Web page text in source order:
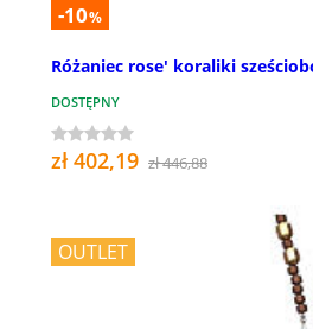
-10%
Różaniec rose' koraliki
DOSTĘPNY
zł 402,19 zł 446,88
OUTLET